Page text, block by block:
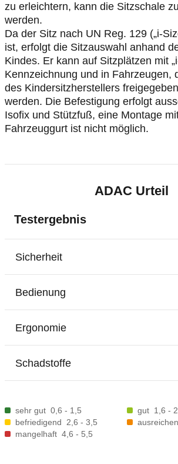
zu erleichtern, kann die Sitzschale
werden.
Da der Sitz nach UN Reg. 129 („i-
ist, erfolgt die Sitzauswahl anhand
Kindes. Er kann auf Sitzplätzen mit
Kennzeichnung und in Fahrzeugen,
des Kindersitzherstellers
werden. Die Befestigung erfolgt
Isofix und Stützfuß, eine Montage
Fahrzeuggurt ist nicht möglich.
ADAC Urteil
Testergebnis
Sicherheit
Bedienung
Ergonomie
Schadstoffe
sehr gut 0,6 - 1,5 gut 1,6 -
befriedigend
2,6 - 3,5
mangelhaft 4,6 - 5,5